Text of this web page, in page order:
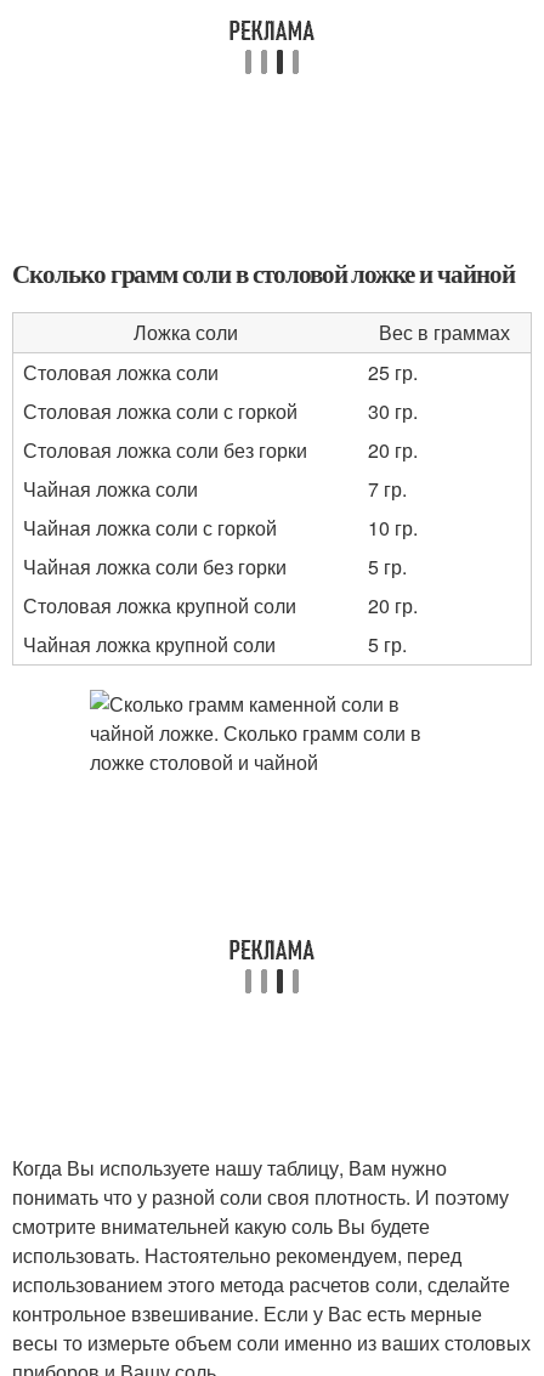
Сколько грамм соли в столовой ложке и чайной
Ложка соли
Вес в граммах
Столовая ложка соли
25 гр.
Столовая ложка соли с горкой
30 гр.
Столовая ложка соли без горки
20 гр.
Чайная ложка соли
7 гр.
Чайная ложка соли с горкой
10 гр.
Чайная ложка соли без горки
5 гр.
Столовая ложка крупной соли
20 гр.
Чайная ложка крупной соли
5 гр.
Когда Вы используете нашу таблицу, Вам нужно
понимать что у разной соли своя плотность. И поэтому
смотрите внимательней какую соль Вы будете
использовать. Настоятельно рекомендуем, перед
использованием этого метода расчетов соли, сделайте
контрольное взвешивание. Если у Вас есть мерные
весы то измерьте объем соли именно из ваших столовых